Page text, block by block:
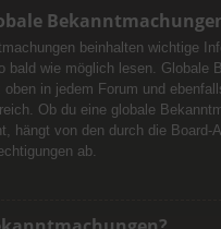
beinhalten wichtige
bald wie möglich lesen. Globale
oben in jedem Forum und
Ob du eine globale
hängt von den durch die Board-
ab.